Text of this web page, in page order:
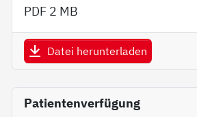
PDF 2 MB
Datei herunterladen
Patientenverfügung